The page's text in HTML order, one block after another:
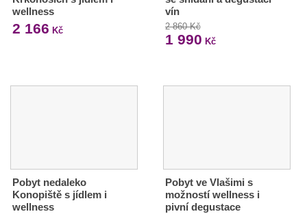
wellness
2 166 Kč
vín
2 860 Kč
1 990 Kč
Pobyt nedaleko
Konopiště s jídlem i
wellness
Pobyt ve Vlašimi s
možností wellness i
pivní degustace